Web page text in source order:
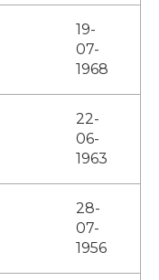
19-
07-
1968
22-
06-
1963
28-
07-
1956